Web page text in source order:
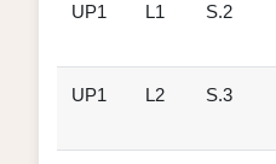
UP1 L1 S.2
UP1 L2 S.3